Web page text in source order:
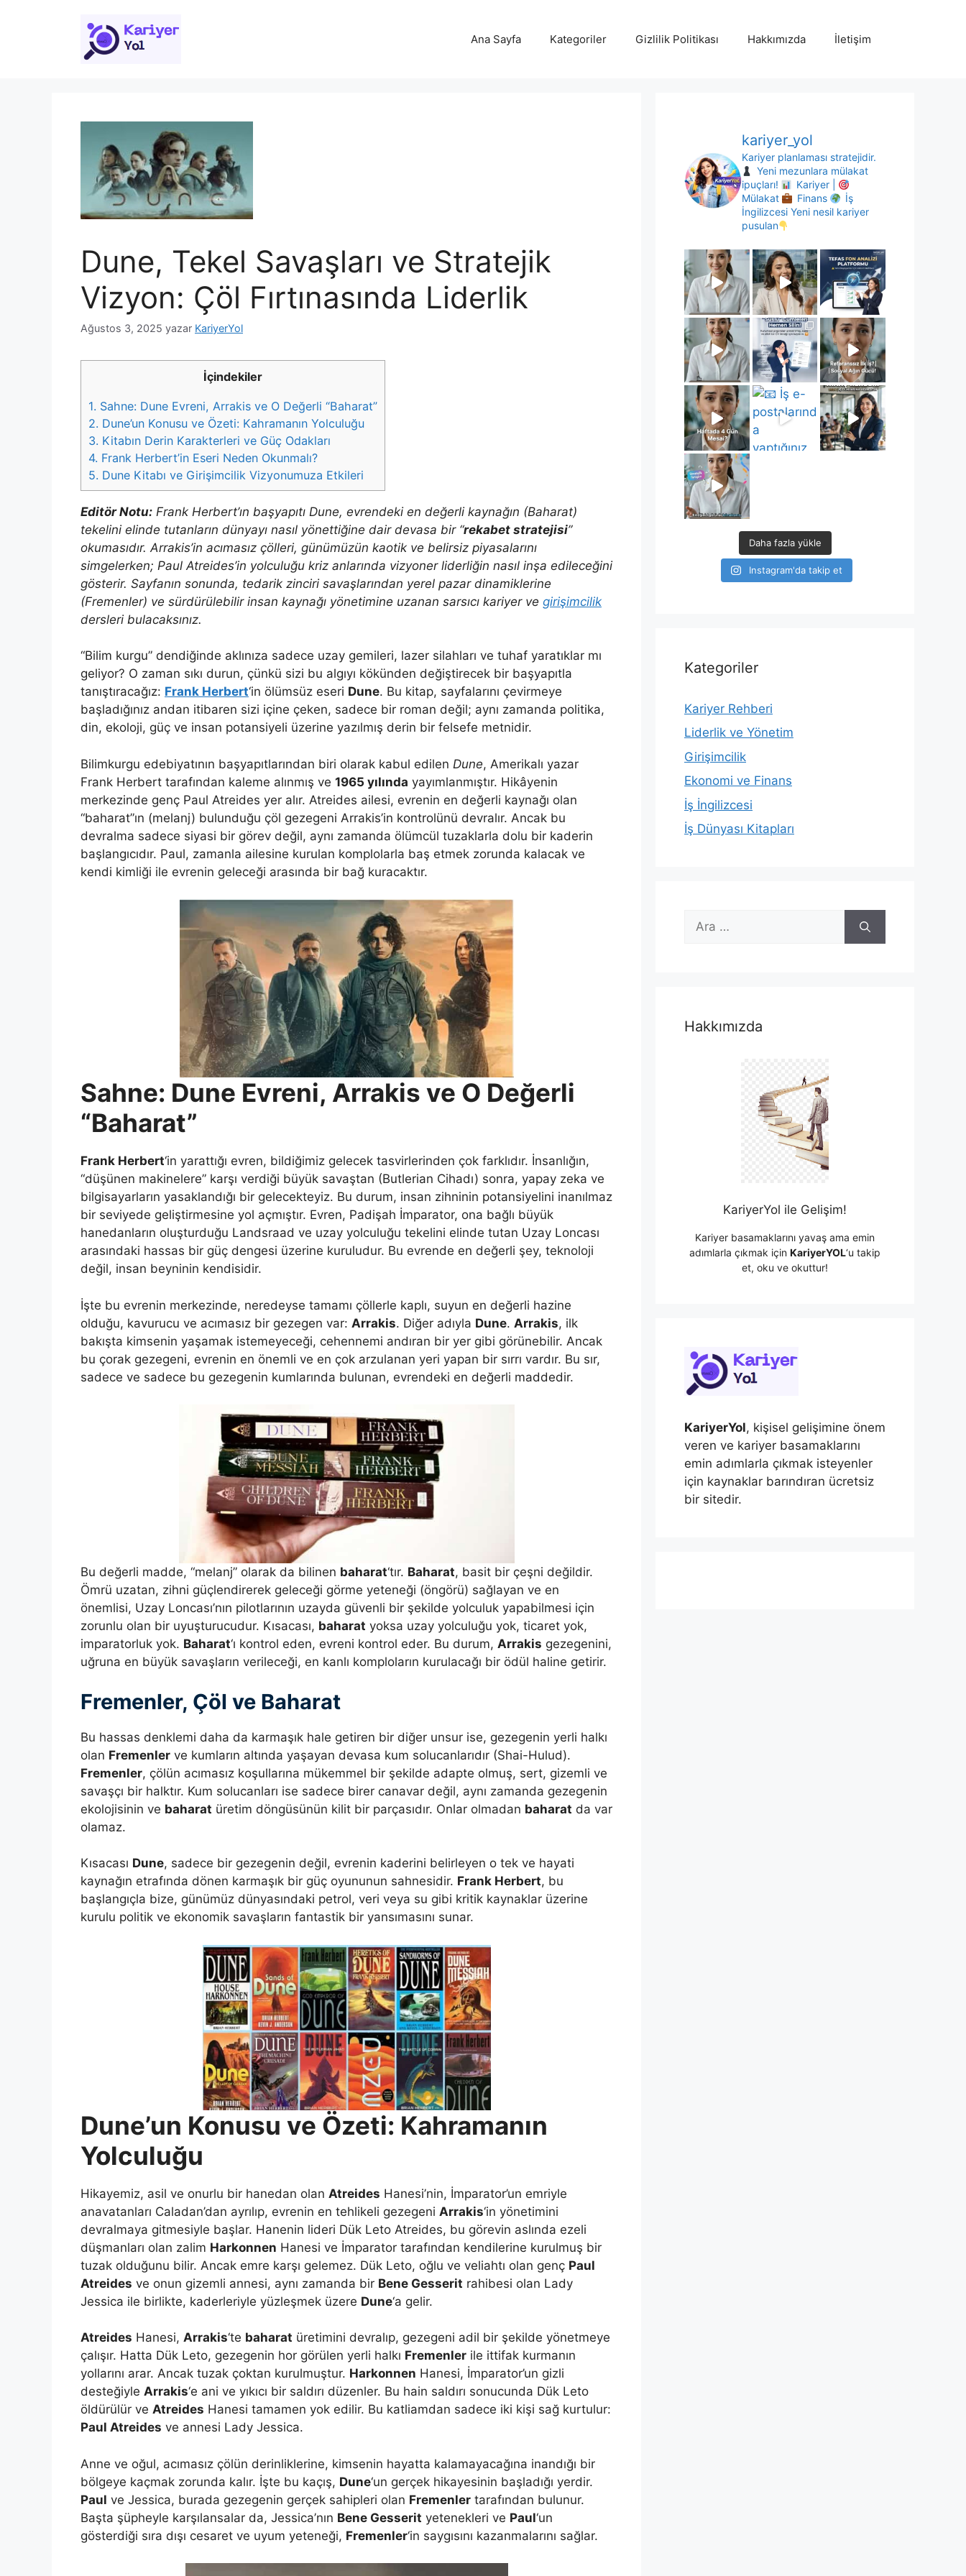
Ana Sayfa Kategoriler Gizlilik Politikası Hakkımızda İletişim
Dune, Tekel Savaşları ve Stratejik
Vizyon: Çöl Fırtınasında Liderlik
Ağustos 3, 2025 yazar KariyerYol
İçindekiler
1. Sahne: Dune Evreni, Arrakis ve O Değerli “Baharat”
2. Dune’un Konusu ve Özeti: Kahramanın Yolculuğu
3. Kitabın Derin Karakterleri ve Güç Odakları
4. Frank Herbert’in Eseri Neden Okunmalı?
5. Dune Kitabı ve Girişimcilik Vizyonumuza Etkileri
Editör Notu: Frank Herbert’ın başyapıtı Dune, evrendeki en değerli kaynağın (Baharat)
tekelini elinde tutanların dünyayı nasıl yönettiğine dair devasa bir “rekabet stratejisi”
okumasıdır. Arrakis’in acımasız çölleri, günümüzün kaotik ve belirsiz piyasalarını
simgelerken; Paul Atreides’in yolculuğu kriz anlarında vizyoner liderliğin nasıl inşa edileceğini
gösterir. Sayfanın sonunda, tedarik zinciri savaşlarından yerel pazar dinamiklerine
(Fremenler) ve sürdürülebilir insan kaynağı yönetimine uzanan sarsıcı kariyer ve girişimcilik
dersleri bulacaksınız.
“Bilim kurgu” dendiğinde aklınıza sadece uzay gemileri, lazer silahları ve tuhaf yaratıklar mı
geliyor? O zaman sıkı durun, çünkü sizi bu algıyı kökünden değiştirecek bir başyapıtla
tanıştıracağız: Frank Herbert‘in ölümsüz eseri Dune. Bu kitap, sayfalarını çevirmeye
başladığınız andan itibaren sizi içine çeken, sadece bir roman değil; aynı zamanda politika,
din, ekoloji, güç ve insan potansiyeli üzerine yazılmış derin bir felsefe metnidir.
Bilimkurgu edebiyatının başyapıtlarından biri olarak kabul edilen Dune, Amerikalı yazar
Frank Herbert tarafından kaleme alınmış ve 1965 yılında yayımlanmıştır. Hikâyenin
merkezinde genç Paul Atreides yer alır. Atreides ailesi, evrenin en değerli kaynağı olan
“baharat”ın (melanj) bulunduğu çöl gezegeni Arrakis’in kontrolünü devralır. Ancak bu
devralma sadece siyasi bir görev değil, aynı zamanda ölümcül tuzaklarla dolu bir kaderin
başlangıcıdır. Paul, zamanla ailesine kurulan komplolarla baş etmek zorunda kalacak ve
kendi kimliği ile evrenin geleceği arasında bir bağ kuracaktır.
Sahne: Dune Evreni, Arrakis ve O Değerli
“Baharat”
Frank Herbert‘in yarattığı evren, bildiğimiz gelecek tasvirlerinden çok farklıdır. İnsanlığın,
“düşünen makinelere” karşı verdiği büyük savaştan (Butlerian Cihadı) sonra, yapay zeka ve
bilgisayarların yasaklandığı bir gelecekteyiz. Bu durum, insan zihninin potansiyelini inanılmaz
bir seviyede geliştirmesine yol açmıştır. Evren, Padişah İmparator, ona bağlı büyük
hanedanların oluşturduğu Landsraad ve uzay yolculuğu tekelini elinde tutan Uzay Loncası
arasındaki hassas bir güç dengesi üzerine kuruludur. Bu evrende en değerli şey, teknoloji
değil, insan beyninin kendisidir.
İşte bu evrenin merkezinde, neredeyse tamamı çöllerle kaplı, suyun en değerli hazine
olduğu, kavurucu ve acımasız bir gezegen var: Arrakis. Diğer adıyla Dune. Arrakis, ilk
bakışta kimsenin yaşamak istemeyeceği, cehennemi andıran bir yer gibi görünebilir. Ancak
bu çorak gezegeni, evrenin en önemli ve en çok arzulanan yeri yapan bir sırrı vardır. Bu sır,
sadece ve sadece bu gezegenin kumlarında bulunan, evrendeki en değerli maddedir.
Bu değerli madde, “melanj” olarak da bilinen baharat‘tır. Baharat, basit bir çeşni değildir.
Ömrü uzatan, zihni güçlendirerek geleceği görme yeteneği (öngörü) sağlayan ve en
önemlisi, Uzay Loncası’nın pilotlarının uzayda güvenli bir şekilde yolculuk yapabilmesi için
zorunlu olan bir uyuşturucudur. Kısacası, baharat yoksa uzay yolculuğu yok, ticaret yok,
imparatorluk yok. Baharat‘ı kontrol eden, evreni kontrol eder. Bu durum, Arrakis gezegenini,
uğruna en büyük savaşların verileceği, en kanlı komploların kurulacağı bir ödül haline getirir.
Fremenler, Çöl ve Baharat
Bu hassas denklemi daha da karmaşık hale getiren bir diğer unsur ise, gezegenin yerli halkı
olan Fremenler ve kumların altında yaşayan devasa kum solucanlarıdır (Shai-Hulud).
Fremenler, çölün acımasız koşullarına mükemmel bir şekilde adapte olmuş, sert, gizemli ve
savaşçı bir halktır. Kum solucanları ise sadece birer canavar değil, aynı zamanda gezegenin
ekolojisinin ve baharat üretim döngüsünün kilit bir parçasıdır. Onlar olmadan baharat da var
olamaz.
Kısacası Dune, sadece bir gezegenin değil, evrenin kaderini belirleyen o tek ve hayati
kaynağın etrafında dönen karmaşık bir güç oyununun sahnesidir. Frank Herbert, bu
başlangıçla bize, günümüz dünyasındaki petrol, veri veya su gibi kritik kaynaklar üzerine
kurulu politik ve ekonomik savaşların fantastik bir yansımasını sunar.
Dune’un Konusu ve Özeti: Kahramanın
Yolculuğu
Hikayemiz, asil ve onurlu bir hanedan olan Atreides Hanesi’nin, İmparator’un emriyle
anavatanları Caladan’dan ayrılıp, evrenin en tehlikeli gezegeni Arrakis‘in yönetimini
devralmaya gitmesiyle başlar. Hanenin lideri Dük Leto Atreides, bu görevin aslında ezeli
düşmanları olan zalim Harkonnen Hanesi ve İmparator tarafından kendilerine kurulmuş bir
tuzak olduğunu bilir. Ancak emre karşı gelemez. Dük Leto, oğlu ve veliahtı olan genç Paul
Atreides ve onun gizemli annesi, aynı zamanda bir Bene Gesserit rahibesi olan Lady
Jessica ile birlikte, kaderleriyle yüzleşmek üzere Dune‘a gelir.
Atreides Hanesi, Arrakis‘te baharat üretimini devralıp, gezegeni adil bir şekilde yönetmeye
çalışır. Hatta Dük Leto, gezegenin hor görülen yerli halkı Fremenler ile ittifak kurmanın
yollarını arar. Ancak tuzak çoktan kurulmuştur. Harkonnen Hanesi, İmparator’un gizli
desteğiyle Arrakis‘e ani ve yıkıcı bir saldırı düzenler. Bu hain saldırı sonucunda Dük Leto
öldürülür ve Atreides Hanesi tamamen yok edilir. Bu katliamdan sadece iki kişi sağ kurtulur:
Paul Atreides ve annesi Lady Jessica.
Anne ve oğul, acımasız çölün derinliklerine, kimsenin hayatta kalamayacağına inandığı bir
bölgeye kaçmak zorunda kalır. İşte bu kaçış, Dune‘un gerçek hikayesinin başladığı yerdir.
Paul ve Jessica, burada gezegenin gerçek sahipleri olan Fremenler tarafından bulunur.
Başta şüpheyle karşılansalar da, Jessica’nın Bene Gesserit yetenekleri ve Paul‘un
gösterdiği sıra dışı cesaret ve uyum yeteneği, Fremenler‘in saygısını kazanmalarını sağlar.
kariyer_yol
Kariyer planlaması stratejidir.
Yeni mezunlara mülakat
ipuçları!
Kariyer |
Mülakat
Finans
İş
İngilizcesi Yeni nesil kariyer
pusulan
Daha fazla yükle
Instagram'da takip et
Kategoriler
Kariyer Rehberi
Liderlik ve Yönetim
Girişimcilik
Ekonomi ve Finans
İş İngilizcesi
İş Dünyası Kitapları
için
Hakkımızda
KariyerYol ile Gelişim!
Kariyer basamaklarını yavaş ama emin
adımlarla çıkmak için KariyerYOL‘u takip
et, oku ve okuttur!
KariyerYol, kişisel gelişimine önem
veren ve kariyer basamaklarını
emin adımlarla çıkmak isteyenler
için kaynaklar barındıran ücretsiz
bir sitedir.